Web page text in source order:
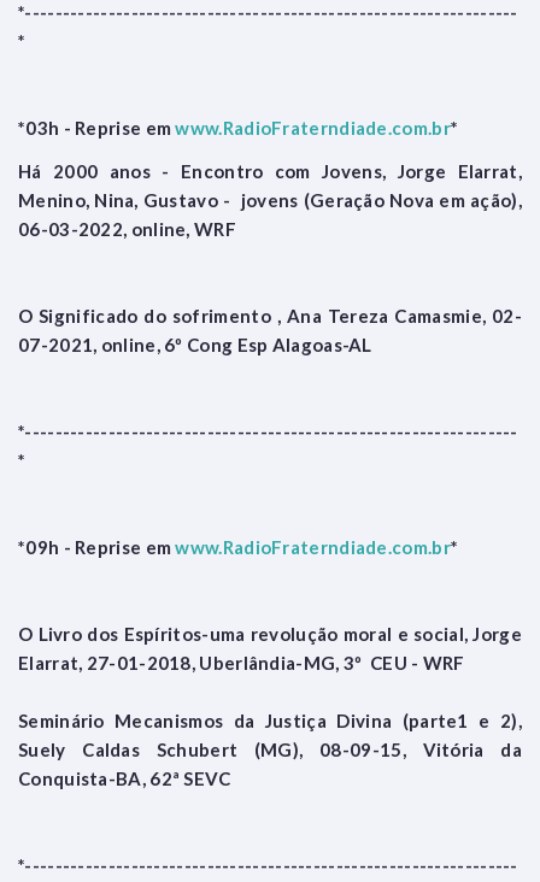
*-----------------------------------------------------------------
*
*03h - Reprise emwww.RadioFraterndiade.com.br*
Há 2000 anos - Encontro com Jovens, Jorge Elarrat,
Menino, Nina, Gustavo - jovens (Geração Nova em ação),
06-03-2022, online, WRF
O Significado do sofrimento , Ana Tereza Camasmie, 02-
07-2021, online, 6º Cong Esp Alagoas-AL
*-----------------------------------------------------------------
*
*09h - Reprise emwww.RadioFraterndiade.com.br*
O Livro dos Espíritos-uma revolução moral e social, Jorge
Elarrat, 27-01-2018, Uberlândia-MG, 3º CEU - WRF
Seminário Mecanismos da Justiça Divina (parte1 e 2),
Suely Caldas Schubert (MG), 08-09-15, Vitória da
Conquista-BA, 62ª SEVC
*-----------------------------------------------------------------